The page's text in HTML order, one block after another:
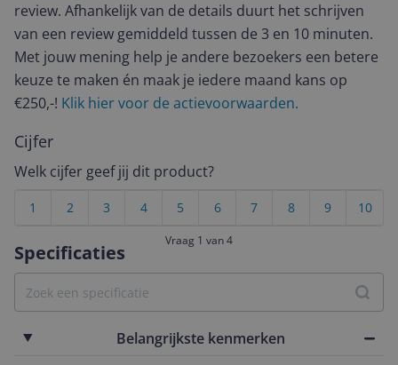
Specificaties
Belangrijkste kenmerken
review. Afhankelijk van de details duurt het schrijven
van een review gemiddeld tussen de 3 en 10 minuten.
Met jouw mening help je andere bezoekers een betere
keuze te maken én maak je iedere maand kans op
€250,-! Klik hier voor de actievoorwaarden.
Cijfer
Welk cijfer geef jij dit product?
10
9
8
7
6
5
4
3
2
1
Vraag 1 van 4